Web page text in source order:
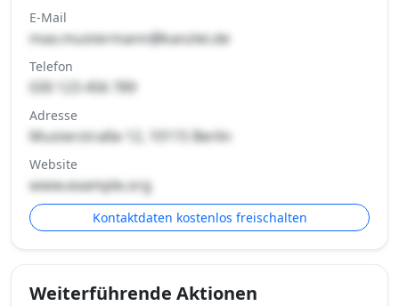
E-Mail
max.mustermann@kanzlei.de
Telefon
030 123 456 789
Adresse
Musterstraße 12, 10115 Berlin
Website
www.example.org
Kontaktdaten kostenlos freischalten
Weiterführende Aktionen